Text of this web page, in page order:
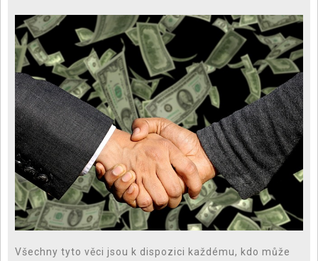
Všechny tyto věci jsou k dispozici každému, kdo může